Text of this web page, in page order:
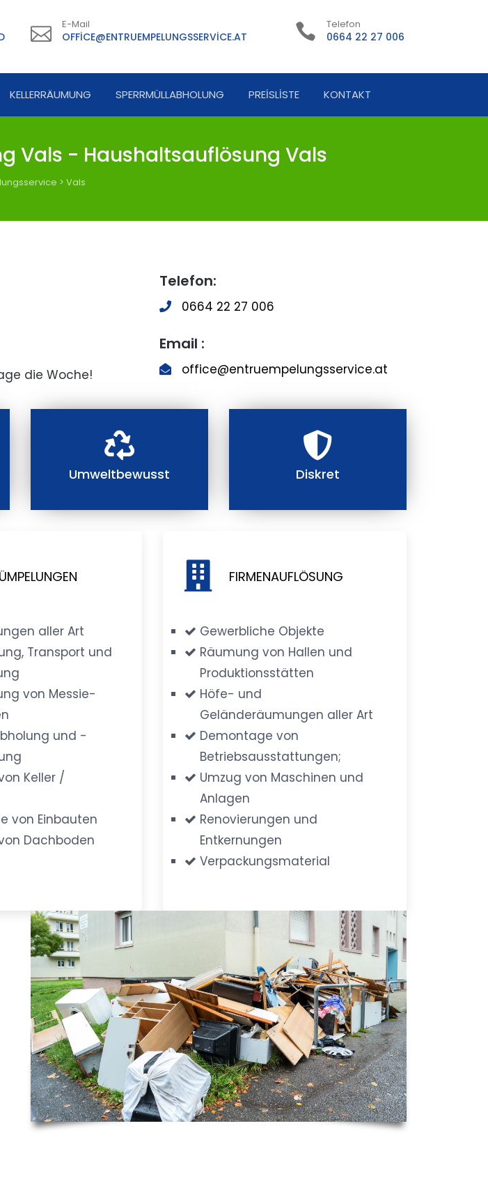
E-Mail
OFFICE@ENTRUEMPELUNGSSERVICE.AT
Telefon
0664 22 27 006
KELLERRÄUMUNG SPERRMÜLLABHOLUNG PREISLISTE KONTAKT
Vals - Haushaltsauflösung Vals
> Vals
die Woche!
Telefon:
0664 22 27 006
Email :
office@entruempelungsservice.at
Umweltbewusst Diskret
aller Art
Transport und
von Messie-
und -
Keller /
von Einbauten
Dachboden
FIRMENAUFLÖSUNG
Gewerbliche Objekte
Räumung von Hallen und
Produktionsstätten
Höfe- und
Geländeräumungen aller Art
Demontage von
Betriebsausstattungen;
Umzug von Maschinen und
Anlagen
Renovierungen und
Entkernungen
Verpackungsmaterial